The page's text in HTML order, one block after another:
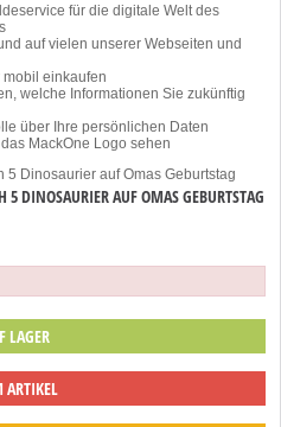
für die digitale Welt des
auf vielen unserer Webseiten und
einkaufen
welche Informationen Sie zukünftig
über Ihre persönlichen Daten
MackOne Logo sehen
DINOSAURIER AUF OMAS GEBURTSTAG
LAGER
ARTIKEL